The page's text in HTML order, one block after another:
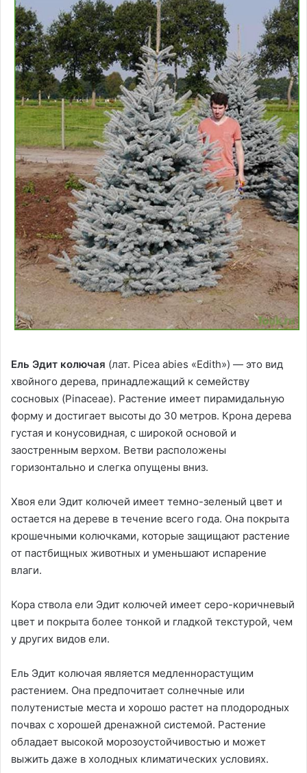
Ель Эдит колючая (лат. Picea abies «Edith») — это вид
хвойного дерева, принадлежащий к семейству
сосновых (Pinaceae). Растение имеет пирамидальную
форму и достигает высоты до 30 метров. Крона дерева
густая и конусовидная, с широкой основой и
заостренным верхом. Ветви расположены
горизонтально и слегка опущены вниз.
Хвоя ели Эдит колючей имеет темно-зеленый цвет и
остается на дереве в течение всего года. Она покрыта
крошечными колючками, которые защищают растение
от пастбищных животных и уменьшают испарение
влаги.
Кора ствола ели Эдит колючей имеет серо-коричневый
цвет и покрыта более тонкой и гладкой текстурой, чем
у других видов ели.
Ель Эдит колючая является медленнорастущим
растением. Она предпочитает солнечные или
полутенистые места и хорошо растет на плодородных
почвах с хорошей дренажной системой. Растение
обладает высокой морозоустойчивостью и может
выжить даже в холодных климатических условиях.